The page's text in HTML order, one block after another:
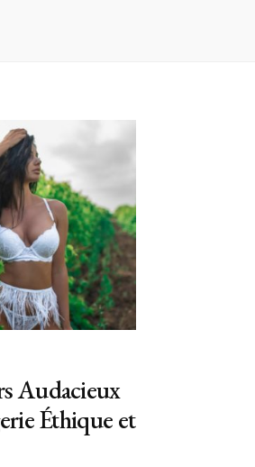
Audacieux
Éthique et